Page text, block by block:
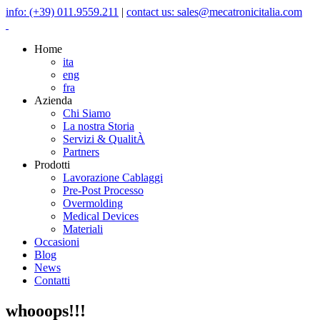
info: (+39) 011.9559.211 | contact us: sales@mecatronicitalia.com
Home
ita
eng
fra
Azienda
Chi Siamo
La nostra Storia
Servizi & QualitÀ
Partners
Prodotti
Lavorazione Cablaggi
Pre-Post Processo
Overmolding
Medical Devices
Materiali
Occasioni
Blog
News
Contatti
whooops!!!